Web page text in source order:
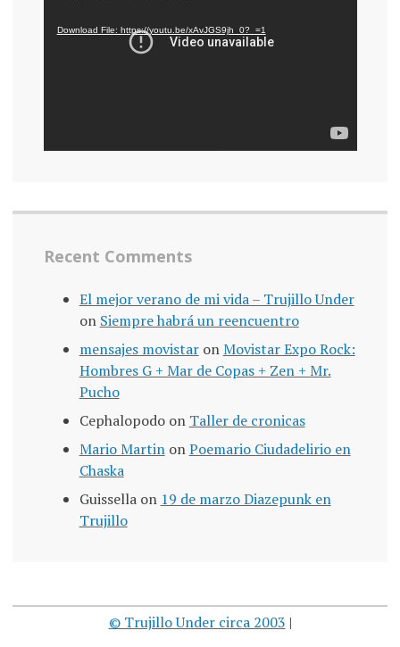
Download File: https://youtu.be/xAvJGS9jh_0?_=1
Recent Comments
El mejor verano de mi vida – Trujillo Under
on Siempre habrá un reencuentro
mensajes movistaronMovistar Expo Rock:
Hombres G + Mar de Copas + Zen + Mr.
Pucho
Cephalopodoon Taller de cronicas
Mario MartinonPoemario Ciudadelirio en
Chaska
Guissellaon 19 de marzo Diazepunk en
Trujillo
© Trujillo Under circa 2003 |